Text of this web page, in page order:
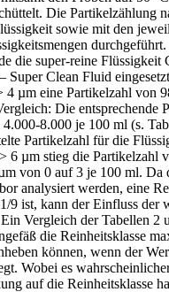
Die Partikelzählung
sowie mit den
die super-reine
Super Clean Fluid
4 µm eine Partikelzahl von
Die entsprechende
8.000 je 100 ml (s.
Partikelzahl für die
6 µm stieg die Partikelzahl
von 0 auf 3 je 100 ml. Da
analysiert werden, eine
9 ist, kann der Einfluss der
Vergleich der Tabellen 2
die Reinheitsklasse
können, wenn der
Wobei es
auf die Reinheitsklasse